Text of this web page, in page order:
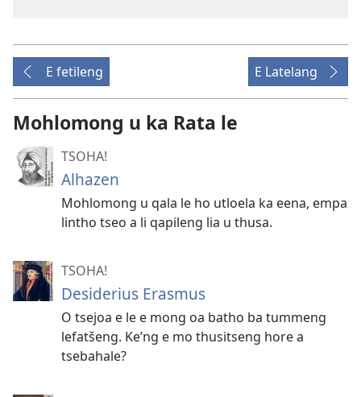
E fetileng E Latelang
Mohlomong u ka Rata le
TSOHA!
Alhazen
Mohlomong u qala le ho utloela ka eena, empa
lintho tseo a li qapileng lia u thusa.
TSOHA!
Desiderius Erasmus
O tsejoa e le e mong oa batho ba tummeng
lefatšeng. Ke’ng e mo thusitseng hore a
tsebahale?